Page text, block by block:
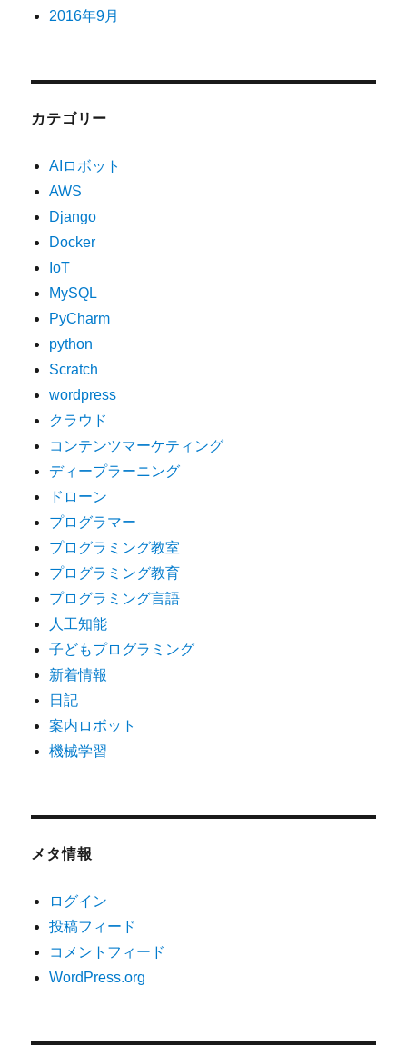
2016年9月
カテゴリー
AIロボット
AWS
Django
Docker
IoT
MySQL
PyCharm
python
Scratch
wordpress
クラウド
コンテンツマーケティング
ディープラーニング
ドローン
プログラマー
プログラミング教室
プログラミング教育
プログラミング言語
人工知能
子どもプログラミング
新着情報
日記
案内ロボット
機械学習
メタ情報
ログイン
投稿フィード
コメントフィード
WordPress.org